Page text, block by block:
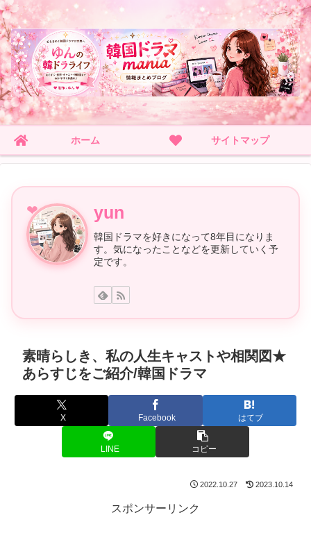
ホーム サイトマップ
yun
韓国ドラマを好きになって8年目になりま
す。気になったことなどを更新していく予
定です。
素晴らしき、私の人生キャストや相関図★
あらすじをご紹介/韓国ドラマ
X Facebook はてブ
LINE コピー
2022.10.27 2023.10.14
スポンサーリンク